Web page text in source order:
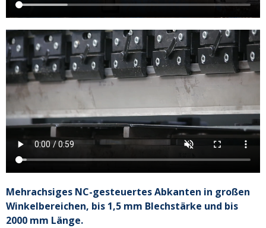
Mehrachsiges NC-gesteuertes Abkanten in großen
Winkelbereichen, bis 1,5 mm Blechstärke und bis
2000 mm Länge.